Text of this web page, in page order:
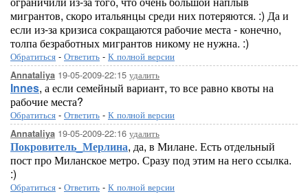
мигрантов, скоро итальянцы среди них потеряются. :) Да и
если из-за кризиса сокращаются рабочие места - конечно,
толпа безработных мигрантов никому не нужна. :)
Обратиться - Ответить - К полной версии
Annataliya 19-05-2009-22:15 удалить
Innes, а если семейный вариант, то все равно квоты на
рабочие места?
Обратиться - Ответить - К полной версии
Annataliya 19-05-2009-22:16 удалить
Покровитель_Мерлина, да, в Милане. Есть отдельный
пост про Миланское метро. Сразу под этим на него ссылка.
:)
Обратиться - Ответить - К полной версии